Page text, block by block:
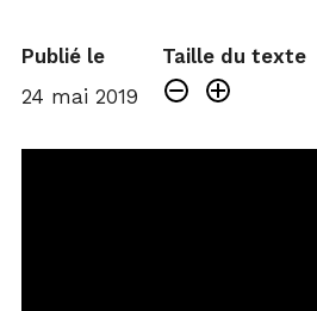
Publié le
24 mai 2019
Taille du texte